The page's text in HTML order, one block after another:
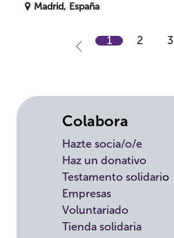
Madrid, España
1 2 3
Colabora
Hazte socia/o/e
Haz un donativo
Testamento solidario
Empresas
Voluntariado
Tienda solidaria